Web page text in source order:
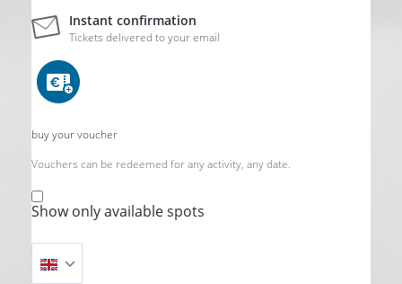
Instant confirmation
Tickets delivered to your email
buy your voucher
Vouchers can be redeemed for any activity, any date.
Show only available spots